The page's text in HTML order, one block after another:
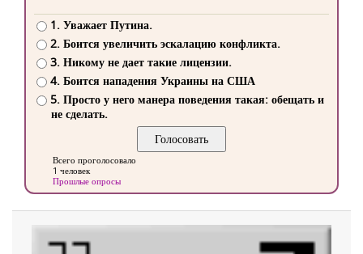
1. Уважает Путина.
2. Боится увеличить эскалацию конфликта.
3. Никому не дает такие лицензии.
4. Боится нападения Украины на США
5. Просто у него манера поведения такая: обещать и
не сделать.
Всего проголосовало
1 человек
Прошлые опросы